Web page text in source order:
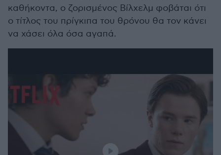
καθήκοντα, ο ζορισμένος Βίλχελμ φοβάται ότι
ο τίτλος του πρίγκιπα του θρόνου θα τον κάνει
να χάσει όλα όσα αγαπά.